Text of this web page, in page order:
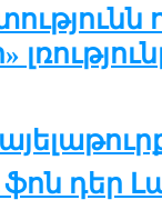
ֆոն դեր